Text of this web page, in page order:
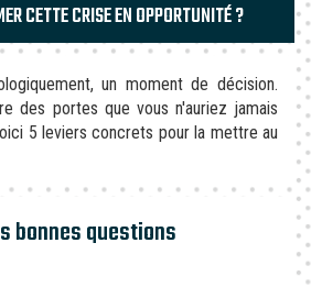
CETTE CRISE EN OPPORTUNITÉ ?
un moment de décision.
des portes que vous n'auriez jamais
5 leviers concrets pour la mettre au
bonnes questions